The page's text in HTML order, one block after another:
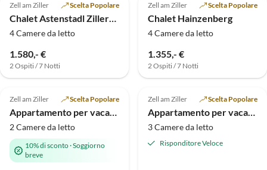
Zell am Ziller Scelta Popolare
Chalet Astenstadl Zillertal
4 Camere da letto
1.580,- €
2 Ospiti / 7 Notti
Zell am Ziller Scelta Popolare
Chalet Hainzenberg
4 Camere da letto
1.355,- €
2 Ospiti / 7 Notti
Fuga benessere
Alto
5.0 (1)
Zell am Ziller Scelta Popolare
Appartamento per vacanze Alpenresidenz-Sonnwend
2 Camere da letto
10% di sconto·Soggiorno
breve
Zell am Ziller Scelta Popolare
Appartamento per vacanze Egger
3 Camere da letto
Risponditore Veloce